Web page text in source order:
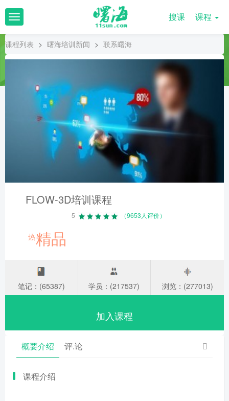
T
o
g
l
搜课 课程
课程列表 > 曙海培训新闻 > 联系曙海
FLOW-3D培训课程
5 （9653人评价）
热精品
笔记：(65387) 学员：(217537) 浏览：(277013)
加入课程
概要介绍 评.论
课程介绍